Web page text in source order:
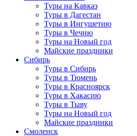
Туры на Кавказ
Туры в Дагестан
Туры в Ингушетию
Туры в Чечню
Туры на Новый год
Майские праздники
Сибирь
Туры в Сибирь
Туры в Тюмень
Туры в Красноярск
Туры в Хакасию
Туры в Тыву
Туры на Новый год
Майские праздники
Смоленск